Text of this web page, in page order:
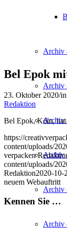
Archiv
Archiv
Archiv
Archiv
Archiv
Archiv
Bel Epok
23. Oktober 2020/in
Redaktion
Bel Epok, Köln, hat
https://
content/uploads/
verpacken
content/uploads/
Redaktion2020-10-
neuem Webauftritt
Kennen Sie …